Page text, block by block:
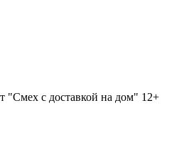
"Смех с доставкой на дом" 12+